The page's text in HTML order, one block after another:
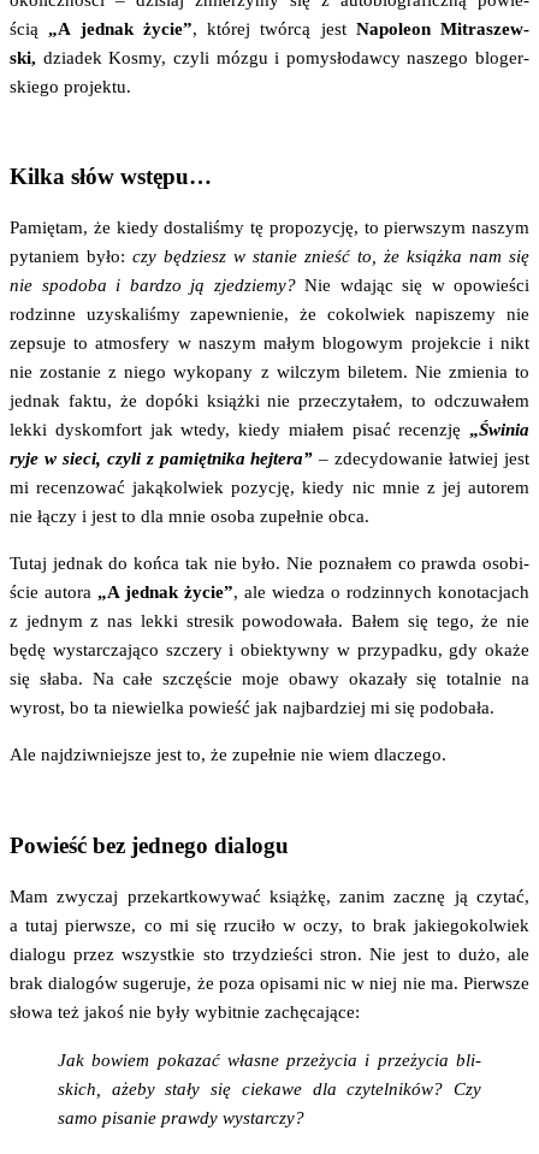
ścią „A jed­nak życie”, któ­rej twór­cą jest Napo­le­on Mitra­szew­
ski, dzia­dek Kosmy, czy­li mózgu i pomy­sło­daw­cy nasze­go blo­ger­
skie­go projektu.
Kilka słów wstępu…
Pamię­tam, że kie­dy dosta­li­śmy tę pro­po­zy­cję, to pierw­szym naszym
pyta­niem było: czy będziesz w sta­nie znieść to, że książ­ka nam się
nie spodo­ba i bar­dzo ją zje­dzie­my? Nie wda­jąc się w opo­wie­ści
rodzin­ne uzy­ska­li­śmy zapew­nie­nie, że cokol­wiek napi­sze­my nie
zepsu­je to atmos­fe­ry w naszym małym blo­go­wym pro­jek­cie i nikt
nie zosta­nie z nie­go wyko­pa­ny z wil­czym bile­tem. Nie zmie­nia to
jed­nak fak­tu, że dopó­ki książ­ki nie prze­czy­ta­łem, to odczu­wa­łem
lek­ki dys­kom­fort jak wte­dy, kie­dy mia­łem pisać recen­zję „Świ­nia
ryje w sie­ci, czy­li z pamięt­ni­ka hej­te­ra” – zde­cy­do­wa­nie łatwiej jest
mi recen­zo­wać jaką­kol­wiek pozy­cję, kie­dy nic mnie z jej auto­rem
nie łączy i jest to dla mnie oso­ba zupeł­nie obca.
Tutaj jed­nak do koń­ca tak nie było. Nie pozna­łem co praw­da oso­bi­
ście auto­ra „A jed­nak życie”, ale wie­dza o rodzin­nych kono­ta­cjach
z jed­nym z nas lek­ki stre­sik powo­do­wa­ła. Bałem się tego, że nie
będę wystar­cza­ją­co szcze­ry i obiek­tyw­ny w przy­pad­ku, gdy oka­że
się sła­ba. Na całe szczę­ście moje oba­wy oka­za­ły się total­nie na
wyrost, bo ta nie­wiel­ka powieść jak naj­bar­dziej mi się podobała.
Ale naj­dziw­niej­sze jest to, że zupeł­nie nie wiem dlaczego.
Powieść bez jednego dialogu
Mam zwy­czaj prze­kart­ko­wy­wać książ­kę, zanim zacznę ją czy­tać,
a tutaj pierw­sze, co mi się rzu­ci­ło w oczy, to brak jakie­go­kol­wiek
dia­lo­gu przez wszyst­kie sto trzy­dzie­ści stron. Nie jest to dużo, ale
brak dia­lo­gów suge­ru­je, że poza opi­sa­mi nic w niej nie ma. Pierw­sze
sło­wa też jakoś nie były wybit­nie zachęcające:
Jak bowiem poka­zać wła­sne prze­ży­cia i prze­ży­cia bli­
skich, aże­by sta­ły się cie­ka­we dla czy­tel­ni­ków? Czy
samo pisa­nie praw­dy wystarczy?